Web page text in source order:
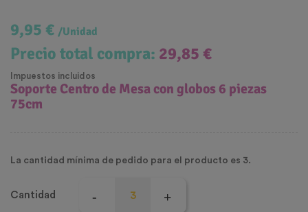
9,95 € /Unidad
Precio total compra: 29,85 €
Impuestos incluidos
Soporte Centro de Mesa con globos 6 piezas
75cm
La cantidad mínima de pedido para el producto es 3.
Cantidad